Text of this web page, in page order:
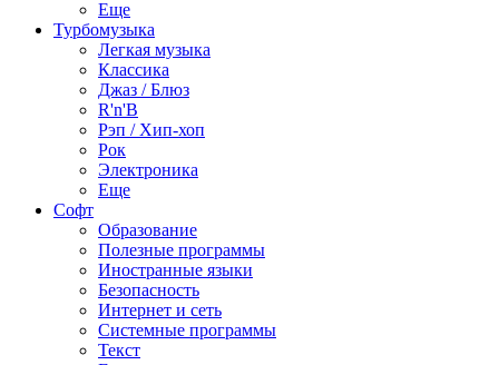
Еще
Турбомузыка
Легкая музыка
Классика
Джаз / Блюз
R'n'B
Рэп / Хип-хоп
Рок
Электроника
Еще
Софт
Образование
Полезные программы
Иностранные языки
Безопасность
Интернет и сеть
Системные программы
Текст